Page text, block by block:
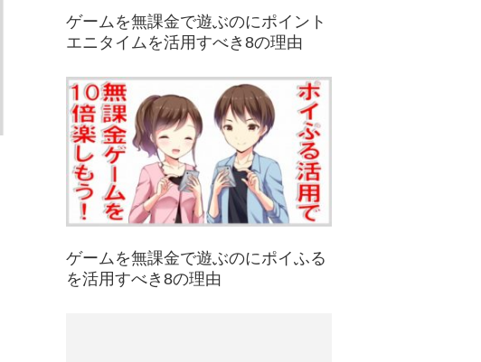
ゲームを無課金で遊ぶのにポイント
エニタイムを活用すべき8の理由
ゲームを無課金で遊ぶのにポイふる
を活用すべき8の理由